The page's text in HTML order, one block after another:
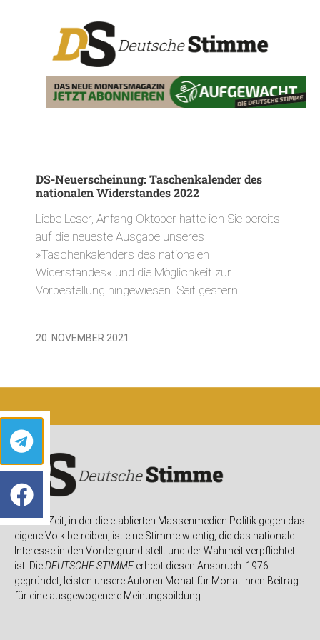
DS-Neuerscheinung: Taschenkalender des
nationalen Widerstandes 2022
Liebe Leser, Anfang Oktober hatte ich Sie bereits
auf die neueste Ausgabe unseres
»Taschenkalenders des nationalen
Widerstandes« und die Möglichkeit zur
Vorbestellung hingewiesen. Seit gestern
20. NOVEMBER 2021
In einer Zeit, in der die etablierten Massenmedien Politik gegen das
eigene Volk betreiben, ist eine Stimme wichtig, die das nationale
Interesse in den Vordergrund stellt und der Wahrheit verpflichtet
ist. DieDEUTSCHE STIMMEerhebt diesen Anspruch. 1976
gegründet, leisten unsere Autoren Monat für Monat ihren Beitrag
für eine ausgewogenere Meinungsbildung.